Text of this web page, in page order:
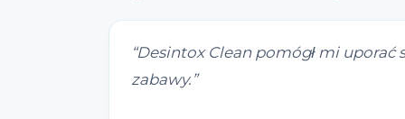
“Desintox Clean pomógł mi uporać
zabawy. ”